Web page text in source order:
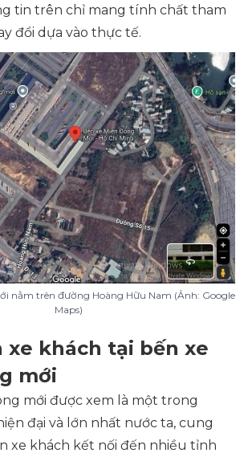
tin trên chỉ mang tính chất tham
đổi dựa vào thực tế.
nằm trên đường Hoàng Hữu Nam (Ảnh: Google
Maps)
xe khách tại bến xe
mới
mới được xem là một trong
đại và lớn nhất nước ta, cung
xe khách kết nối đến nhiều tỉnh